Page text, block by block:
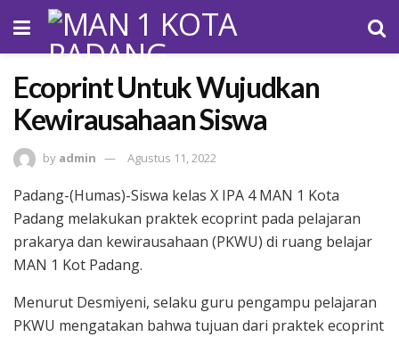
Ecoprint Untuk Wujudkan
Kewirausahaan Siswa
by admin Agustus 11, 2022
Padang-(Humas)-Siswa kelas X IPA 4 MAN 1 Kota
Padang melakukan praktek ecoprint pada pelajaran
prakarya dan kewirausahaan (PKWU) di ruang belajar
MAN 1 Kot Padang.
Menurut Desmiyeni, selaku guru pengampu pelajaran
PKWU mengatakan bahwa tujuan dari praktek ecoprint